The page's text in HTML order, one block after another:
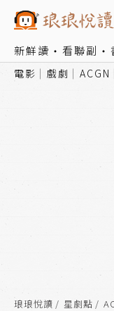
新鮮讀 看聯副
電影 戲劇 ACGN
琅琅悅讀 星劇點